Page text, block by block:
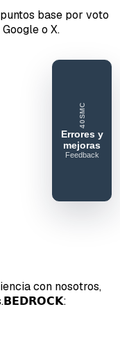
base por voto
o X.
con nosotros,
ㅤㅤㅤㅤㅤ𝗕𝗘𝗗𝗥𝗢𝗖𝗞:
40SMC
Errores y
mejoras
Feedback